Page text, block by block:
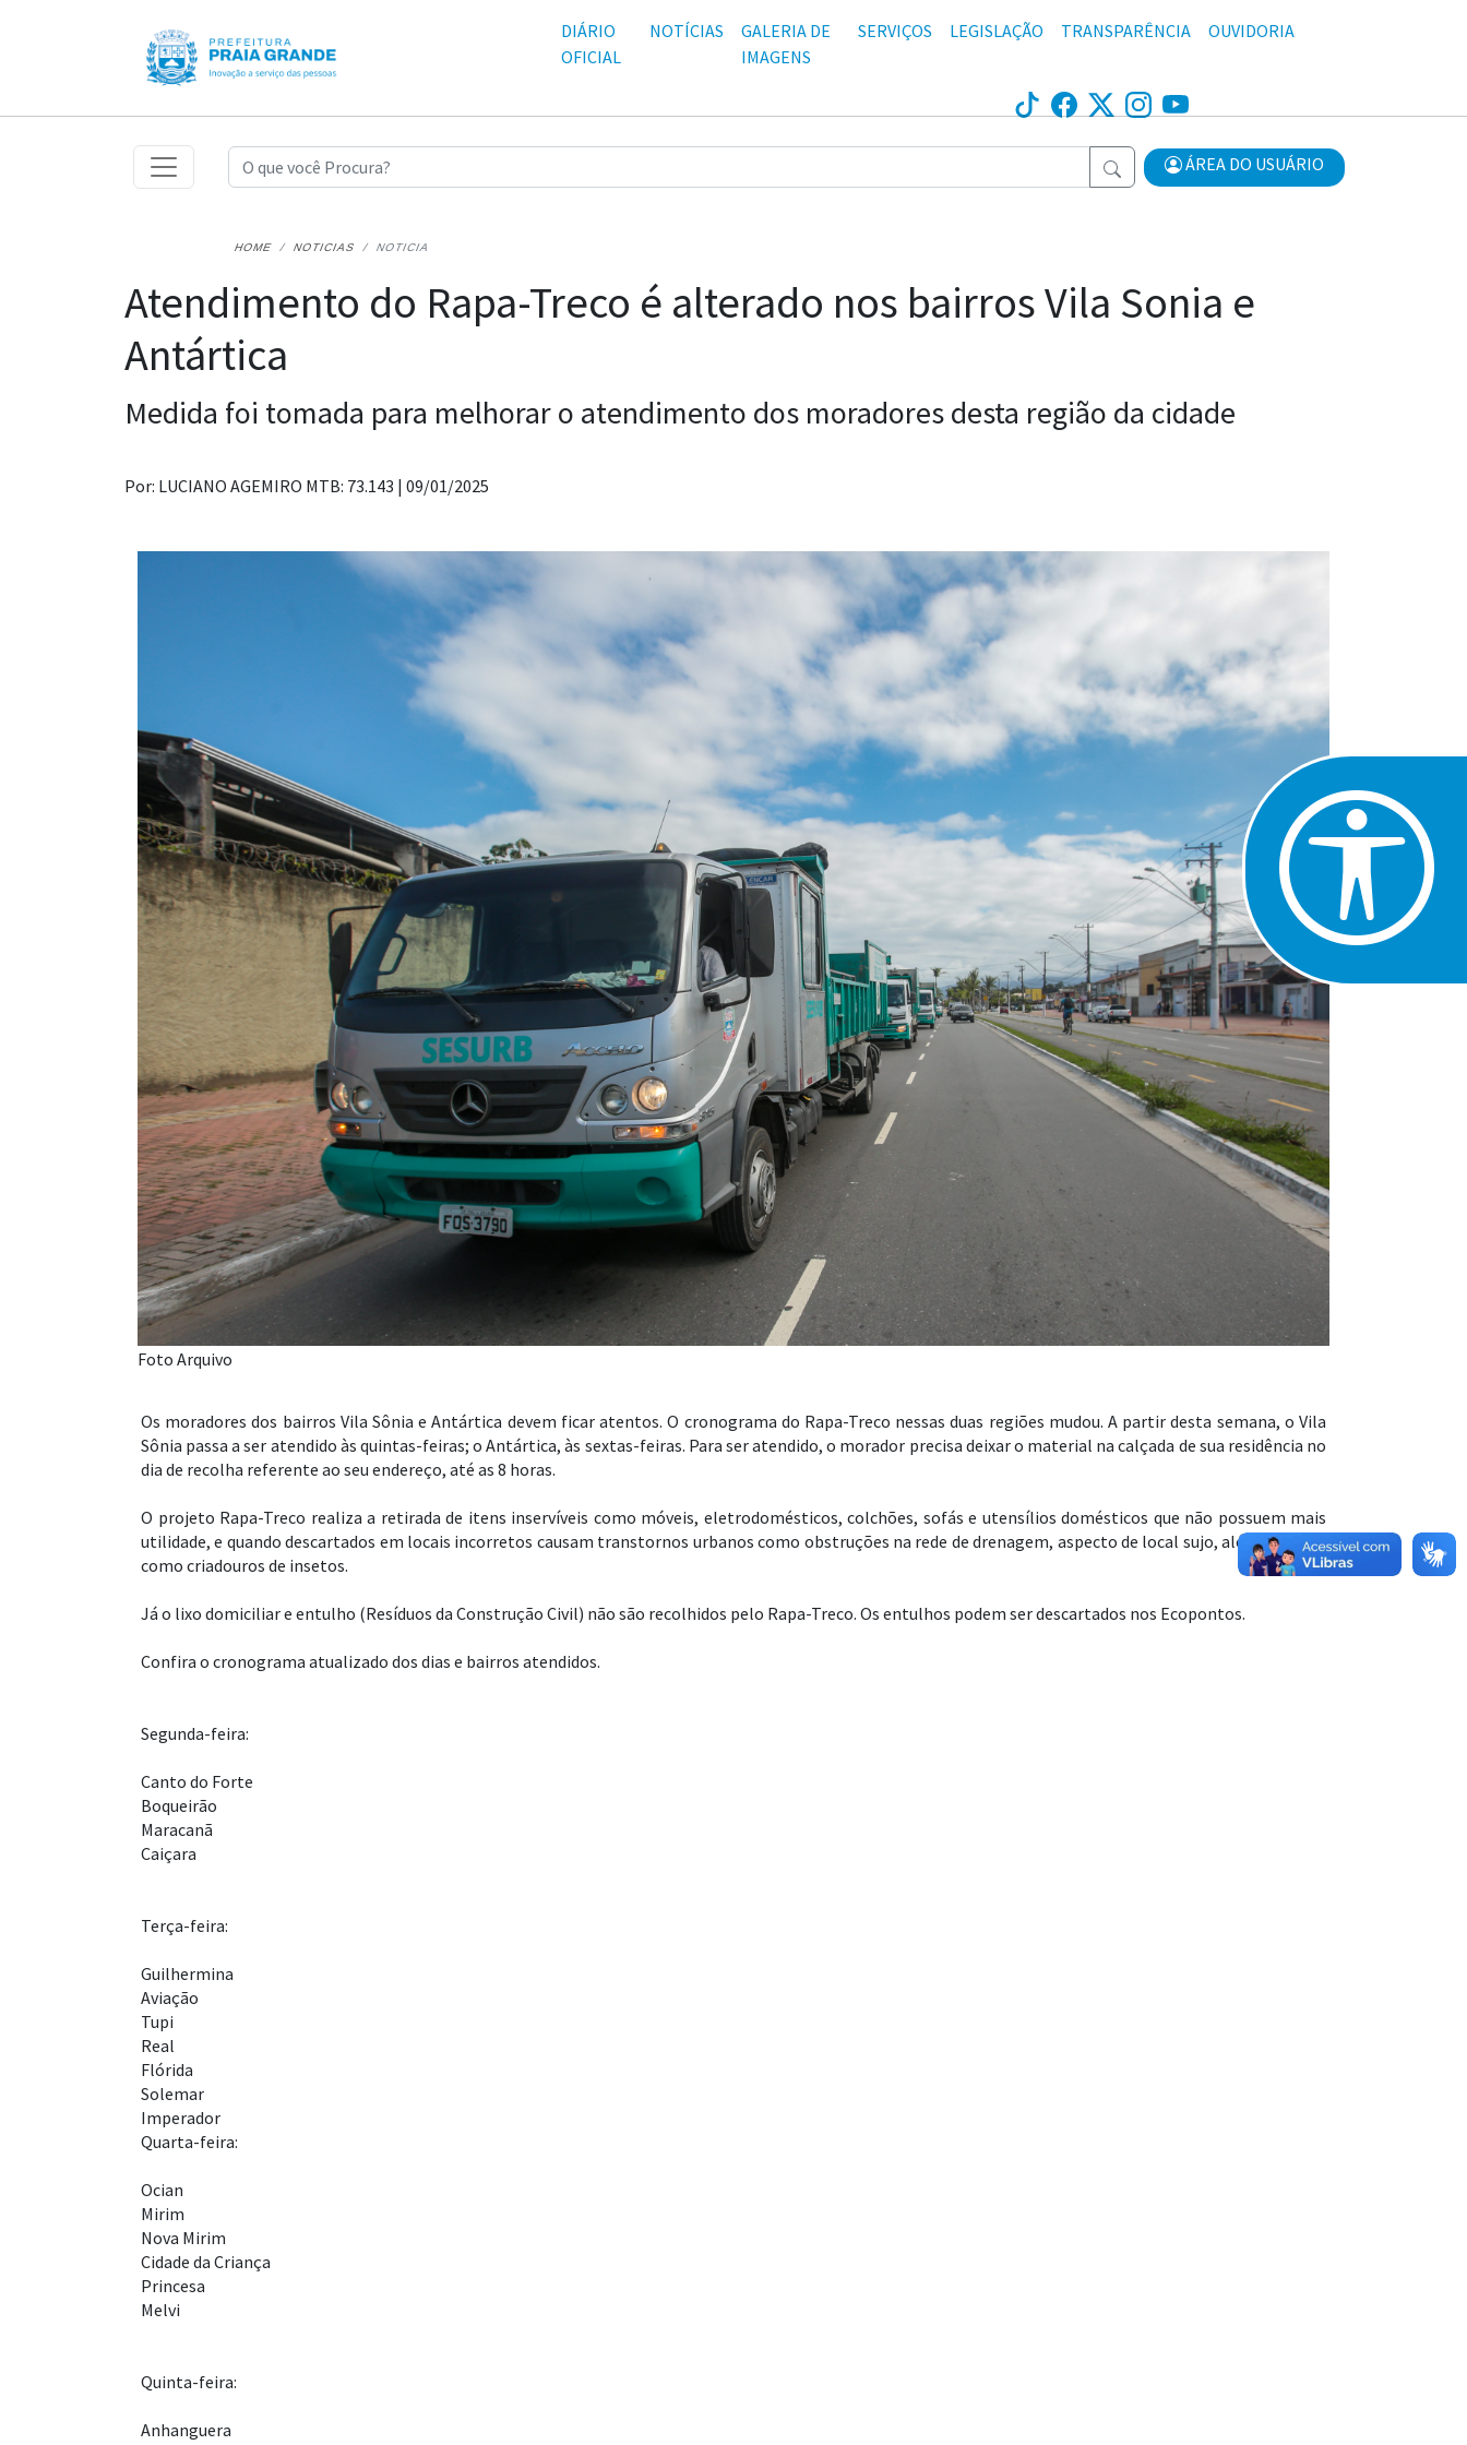
DIÁRIO
OFICIAL
NOTÍCIAS
GALERIA DE
IMAGENS
SERVIÇOS LEGISLAÇÃO TRANSPARÊNCIA OUVIDORIA
ÁREA DO USUÁRIO
HOME NOTICIAS NOTICIA
Atendimento do Rapa-Treco é alterado nos bairros Vila Sonia e
Antártica
Medida foi tomada para melhorar o atendimento dos moradores desta região da cidade
Por: LUCIANO AGEMIRO MTB: 73.143 | 09/01/2025
Foto Arquivo
Os moradores dos bairros Vila Sônia e Antártica devem ficar atentos. O cronograma do Rapa-Treco nessas duas regiões mudou. A partir desta semana, o Vila
Sônia passa a ser atendido às quintas-feiras; o Antártica, às sextas-feiras. Para ser atendido, o morador precisa deixar o material na calçada de sua residência no
dia de recolha referente ao seu endereço, até as 8 horas.
O projeto Rapa-Treco realiza a retirada de itens inservíveis como móveis, eletrodomésticos, colchões, sofás e utensílios domésticos que não possuem mais
utilidade, e quando descartados em locais incorretos causam transtornos urbanos como obstruções na rede de drenagem, aspecto de local sujo, além de servir
como criadouros de insetos.
Já o lixo domiciliar e entulho (Resíduos da Construção Civil) não são recolhidos pelo Rapa-Treco. Os entulhos podem ser descartados nos Ecopontos.
Confira o cronograma atualizado dos dias e bairros atendidos.
Segunda-feira:
Canto do Forte
Boqueirão
Maracanã
Caiçara
Terça-feira:
Guilhermina
Aviação
Tupi
Real
Flórida
Solemar
Imperador
Quarta-feira:
Ocian
Mirim
Nova Mirim
Cidade da Criança
Princesa
Melvi
Quinta-feira:
Anhanguera